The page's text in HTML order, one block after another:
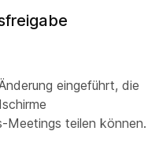
eingeführt, die
Meetings teilen können.